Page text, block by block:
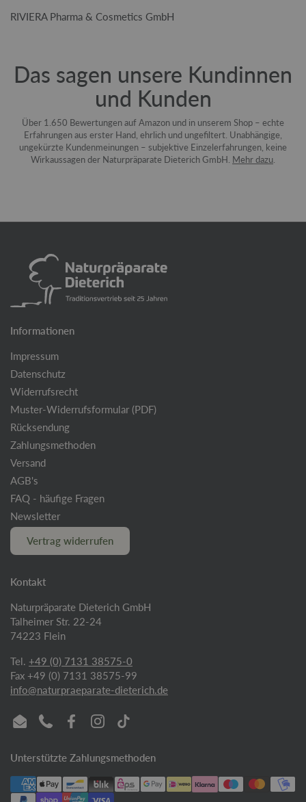
RIVIERA Pharma & Cosmetics GmbH
Das sagen unsere Kundinnen
und Kunden
Über 1.650 Bewertungen auf Amazon und in unserem Shop – echte
Erfahrungen aus erster Hand, ehrlich und ungefiltert. Unabhängige,
ungekürzte Kundenmeinungen – subjektive Einzelerfahrungen, keine
Wirkaussagen der Naturpräparate Dieterich GmbH. Mehr dazu.
Informationen
Impressum
Datenschutz
Widerrufsrecht
Muster-Widerrufsformular (PDF)
Rücksendung
Zahlungsmethoden
Versand
AGB's
FAQ - häufige Fragen
Newsletter
Vertrag widerrufen
Kontakt
Naturpräparate Dieterich GmbH
Talheimer Str. 22-24
74223 Flein
Tel. +49 (0) 7131 38575-0
Fax +49 (0) 7131 38575-99
info@naturpraeparate-dieterich.de
EmailPhoneFacebookInstagramTikTok
Unterstützte Zahlungsmethoden